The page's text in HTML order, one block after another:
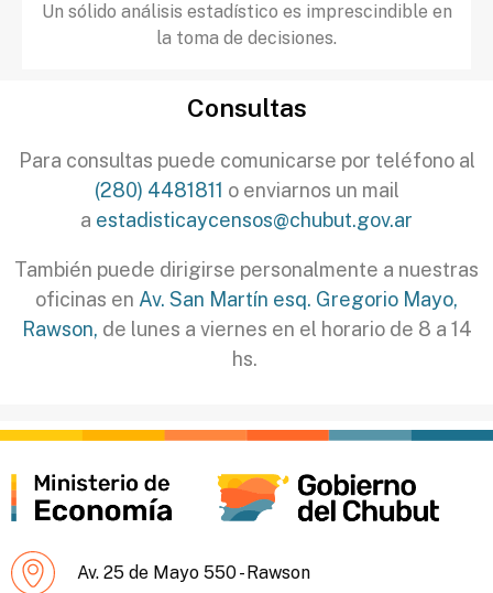
Un sólido análisis estadístico es imprescindible en
la toma de decisiones.
Consultas
Para consultas puede comunicarse por teléfono al
(280) 4481811 o enviarnos un mail
a estadisticaycensos@chubut.gov.ar
También puede dirigirse personalmente a nuestras
oficinas en Av. San Martín esq. Gregorio Mayo,
Rawson, de lunes a viernes en el horario de 8 a 14
hs.
Av. 25 de Mayo 550 - Rawson